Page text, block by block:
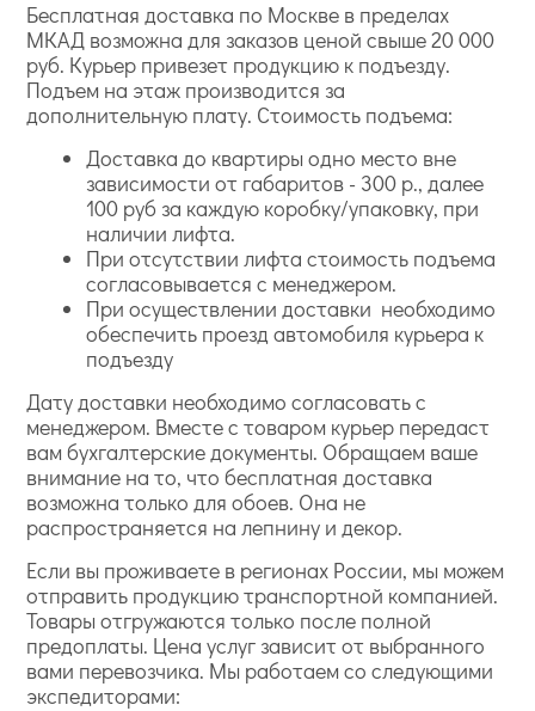
Бесплатная доставка по Москве в пределах
МКАД возможна для заказов ценой свыше 20 000
руб. Курьер привезет продукцию к подъезду.
Подъем на этаж производится за
дополнительную плату. Стоимость подъема:
Доставка до квартиры одно место вне
зависимости от габаритов - 300 р., далее
100 руб за каждую коробку/упаковку, при
наличии лифта.
При отсутствии лифта стоимость подъема
согласовывается с менеджером.
При осуществлении доставки необходимо
обеспечить проезд автомобиля курьера к
подъезду
Дату доставки необходимо согласовать с
менеджером. Вместе с товаром курьер передаст
вам бухгалтерские документы. Обращаем ваше
внимание на то, что бесплатная доставка
возможна только для обоев. Она не
распространяется на лепнину и декор.
Если вы проживаете в регионах России, мы можем
отправить продукцию транспортной компанией.
Товары отгружаются только после полной
предоплаты. Цена услуг зависит от выбранного
вами перевозчика. Мы работаем со следующими
экспедиторами: